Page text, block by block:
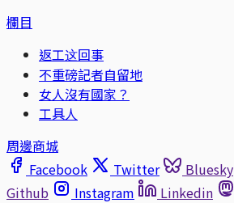
欄目
返工这回事
不重磅記者自留地
女人沒有國家？
工具人
周邊商城
Facebook
Twitter Bluesky
Github
Instagram Linkedin